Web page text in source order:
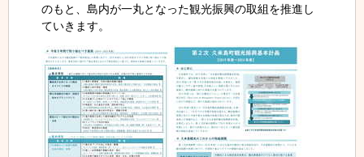
のもと、島内が一丸となった観光振興の取組を推進し
ていきます。